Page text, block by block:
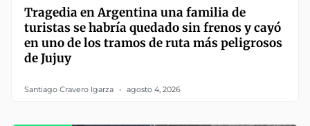
Tragedia en Argentina una familia de
turistas se habría quedado sin frenos y cayó
en uno de los tramos de ruta más peligrosos
de Jujuy
Santiago Cravero Igarza agosto 4, 2026